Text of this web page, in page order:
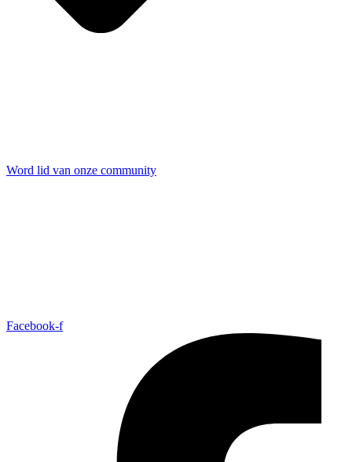
Word lid van onze community
Facebook-f